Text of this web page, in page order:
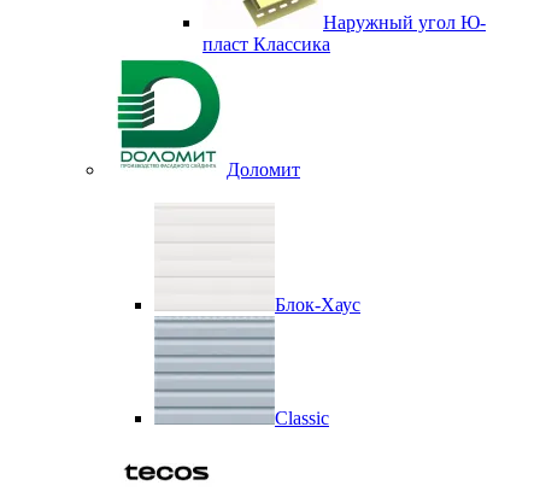
Наружный угол Ю-
пласт Классика
Доломит
Блок-Хаус
Classic